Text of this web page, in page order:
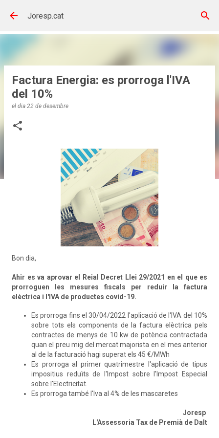
Joresp.cat
Factura Energia: es prorroga l'IVA
del 10%
el dia 22 de desembre
Bon dia,
Ahir es va aprovar el Reial Decret Llei 29/2021 en el que es
prorroguen les mesures fiscals per reduir la factura
elèctrica i l'IVA de productes covid-19.
Es prorroga fins el 30/04/2022 l'aplicació de l'IVA del 10%
sobre tots els components de la factura elèctrica pels
contractes de menys de 10 kw de potència contractada
quan el preu mig del mercat majorista en el mes anterior
al de la facturació hagi superat els 45 €/MWh
Es prorroga al primer quatrimestre l'aplicació de tipus
impositius reduïts de l'Impost sobre l'Impost Especial
sobre l'Electricitat.
Es prorroga també l'Iva al 4% de les mascaretes
Joresp
L'Assessoria Tax de Premià de Dalt